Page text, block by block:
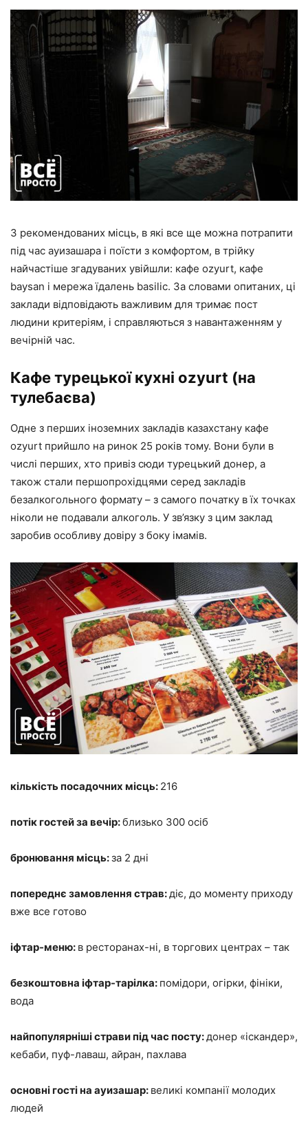
З рекомендованих місць, в які все ще можна потрапити
під час ауизашара і поїсти з комфортом, в трійку
найчастіше згадуваних увійшли: кафе ozyurt, кафе
baysan і мережа їдалень basilic. За словами опитаних, ці
заклади відповідають важливим для тримає пост
людини критеріям, і справляються з навантаженням у
вечірній час.
Кафе турецької кухні ozyurt (на
тулебаєва)
Одне з перших іноземних закладів казахстану кафе
ozyurt прийшло на ринок 25 років тому. Вони були в
числі перших, хто привіз сюди турецький донер, а
також стали першопрохідцями серед закладів
безалкогольного формату – з самого початку в їх точках
ніколи не подавали алкоголь. У зв’язку з цим заклад
заробив особливу довіру з боку імамів.
кількість посадочних місць: 216
потік гостей за вечір:близько 300 осіб
бронювання місць:за 2 дні
попереднє замовлення страв:діє, до моменту приходу
вже все готово
іфтар-меню: в ресторанах-ні, в торгових центрах – так
безкоштовна іфтар-тарілка: помідори, огірки, фініки,
вода
найпопулярніші страви під час посту:донер «іскандер»,
кебаби, пуф-лаваш, айран, пахлава
основні гості на ауизашар: великі компанії молодих
людей